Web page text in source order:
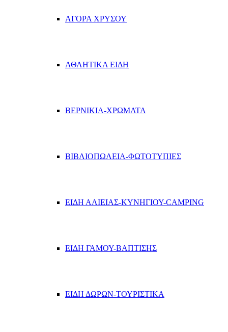
ΑΓΟΡΑ ΧΡΥΣΟΥ
ΑΘΛΗΤΙΚΑ ΕΙΔΗ
ΒΕΡΝΙΚΙΑ-ΧΡΩΜΑΤΑ
ΒΙΒΛΙΟΠΩΛΕΙΑ-ΦΩΤΟΤΥΠΙΕΣ
ΕΙΔΗ ΑΛΙΕΙΑΣ-ΚΥΝΗΓΙΟΥ-CAMPING
ΕΙΔΗ ΓΑΜΟΥ-ΒΑΠΤΙΣΗΣ
ΕΙΔΗ ΔΩΡΩΝ-ΤΟΥΡΙΣΤΙΚΑ